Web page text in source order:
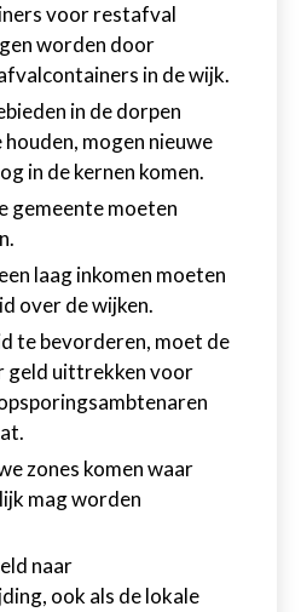
voor restafval
worden door
in de wijk.
in de dorpen
mogen nieuwe
in de kernen komen.
gemeente moeten
laag inkomen moeten
over de wijken.
te bevorderen, moet de
geld uittrekken voor
zones komen waar
mag worden
naar
ook als de lokale